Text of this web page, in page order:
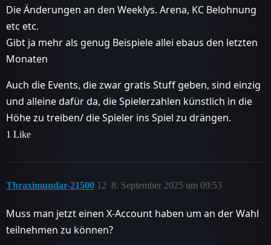
Die Änderungen an den Weeklys. Arena, KC Belohnung
etc etc.
Gibt ja mehr als genug Beispiele allei ebaus den letzten
Monaten
Auch die Events, die zwar gratis Stuff geben, sind einzig
und alleine dafür da, die Spielerzahlen künstlich in die
Höhe zu treiben/ die Spieler ins Spiel zu drängen.
1 Like
Thraximundar-21500 8. September 2025 um 09:53
12
Muss man jetzt einen X-Account haben um an der Wahl
teilnehmen zu können?